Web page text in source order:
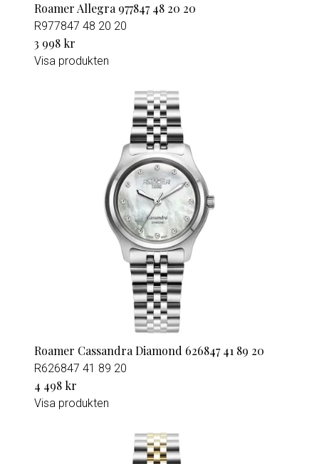
Roamer Allegra 977847 48 20 20
R977847 48 20 20
3 998 kr
Visa produkten
Roamer Cassandra Diamond 626847 41 89 20
R626847 41 89 20
4 498 kr
Visa produkten